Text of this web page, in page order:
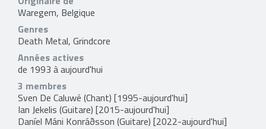
Waregem, Belgique
Genres
Death Metal, Grindcore
Années actives
de 1993 à aujourd'hui
3 membres
Sven De Caluwé (Chant) [1995-aujourd'hui]
Ian Jekelis (Guitare) [2015-aujourd'hui]
Daníel Máni Konráðsson (Guitare) [2022-aujourd'hui]